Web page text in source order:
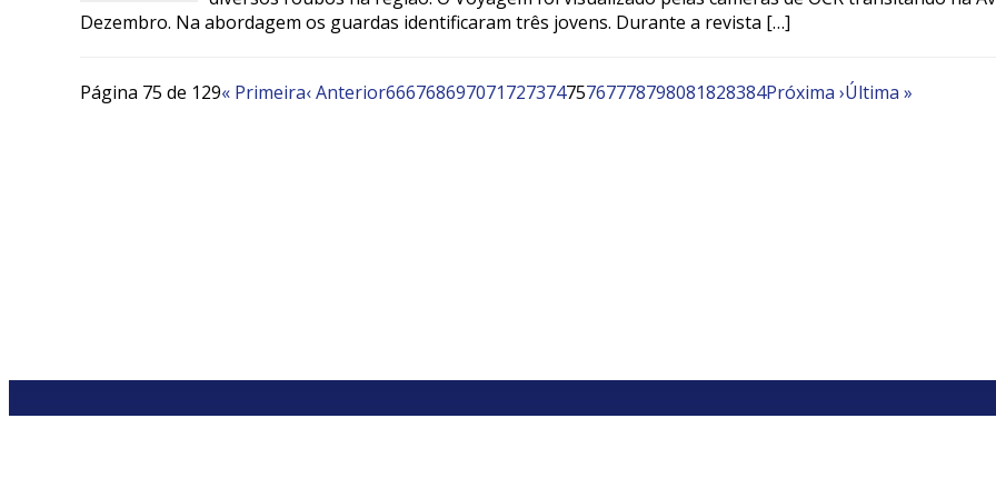
Dezembro. Na abordagem os guardas identificaram três jovens. Durante a revista […]
Página 75 de 129« Primeira‹ Anterior66676869707172737475767778798081828384Próxima ›Última »